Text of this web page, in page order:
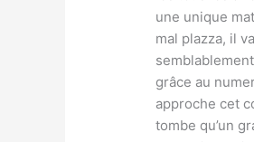
une unique
mal plazza, il
grâce au
approche cet
tombe qu’un